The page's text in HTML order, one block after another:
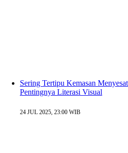
Sering Tertipu Kemasan
Pentingnya Literasi Visual
24 JUL 2025, 23:00 WIB